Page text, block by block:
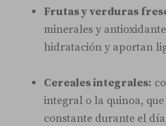
Frutas y verduras
minerales y
hidratación y aportan
Cereales integrales:
integral o la quinoa,
constante durante el